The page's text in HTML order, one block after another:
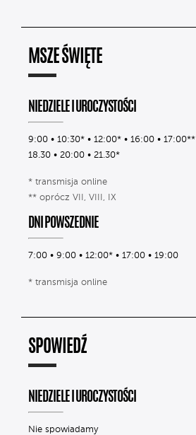
MSZE ŚWIĘTE
NIEDZIELE I UROCZYSTOŚCI
9:00 • 10:30* • 12:00* • 16:00 • 17:00**
18.30 • 20:00 • 21.30*
* transmisja online
** oprócz VII, VIII, IX
DNI POWSZEDNIE
7:00 • 9:00 • 12:00* • 17:00 • 19:00
* transmisja online
SPOWIEDŹ
NIEDZIELE I UROCZYSTOŚCI
Nie spowiadamy